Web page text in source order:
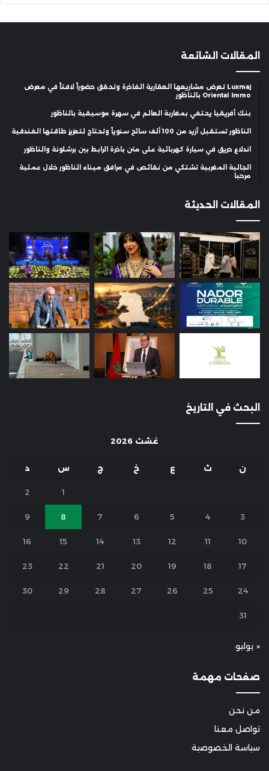
المقالات الشائعة
Luxmaj تعرض مشاريعها العقارية الفاخرة وتحقق حضوراً لافتاً في معرض
Oriental Immo بالناظور
بنك أفريقيا يحتفي بمغاربة العالم في سهرة موسيقية بالناظور
الناظور تستقبل أزيد من 100 ألف سائح سنوياً وتحتاج لتعزيز طاقتها الفندقية
اندلاع حريق في سيارة كهربائية على متن باخرة الرابط بين برشلونة والناظور
الجالية المغربية تشتكي من نقائص في مرافق ميناء الناظور خلال عملية
مرحبا
المقالات الحديثة
البحث في التاريخ
غشت 2026
ن ث ع خ ج س د
1
2
3
4
5
6
7
8
9
10
11
12
13
14
15
16
17
18
19
20
21
22
23
24
25
26
27
28
29
30
31
« يوليو
صفحات مهمة
من نحن
تواصل معنا
سياسة الخصوصية